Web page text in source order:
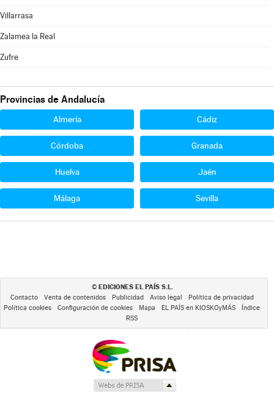
Villarrasa
Zalamea la Real
Zufre
Provincias de Andalucía
Almería Cádiz
Córdoba Granada
Huelva Jaén
Málaga Sevilla
© EDICIONES EL PAÍS S.L.
Contacto Venta de contenidos Publicidad Aviso legal
Política de privacidad
Política cookies
Configuración de cookies Mapa EL PAÍS en KIOSKOyMÁS
Índice
RSS